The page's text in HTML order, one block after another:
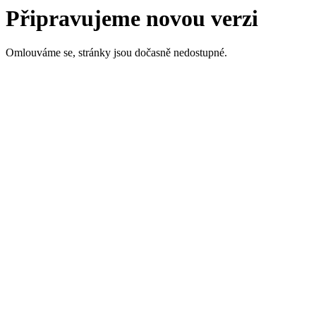
Připravujeme novou verzi
Omlouváme se, stránky jsou dočasně nedostupné.